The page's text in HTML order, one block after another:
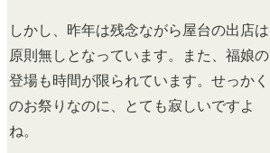
しかし、昨年は残念ながら屋台の出店は
原則無しとなっています。また、福娘の
登場も時間が限られています。せっかく
のお祭りなのに、とても寂しいですよ
ね。